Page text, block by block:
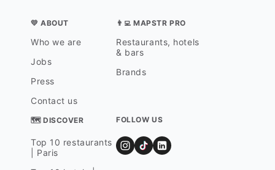
💛 ABOUT
Who we are
Jobs
Press
Contact us
👨‍💻 MAPSTR PRO
Restaurants, hotels
& bars
Brands
🗺 DISCOVER
Top 10 restaurants
| Paris
FOLLOW US